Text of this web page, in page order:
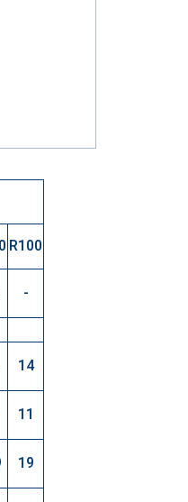
R100
-
14
11
19